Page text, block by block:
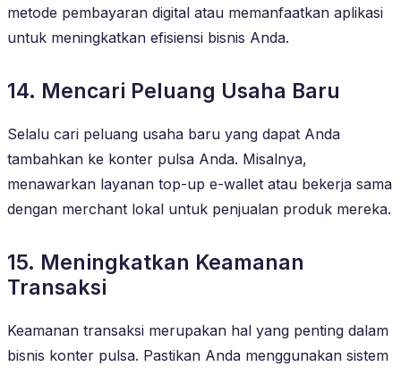
metode pembayaran digital atau memanfaatkan aplikasi
untuk meningkatkan efisiensi bisnis Anda.
14. Mencari Peluang Usaha Baru
Selalu cari peluang usaha baru yang dapat Anda
tambahkan ke konter pulsa Anda. Misalnya,
menawarkan layanan top-up e-wallet atau bekerja sama
dengan merchant lokal untuk penjualan produk mereka.
15. Meningkatkan Keamanan
Transaksi
Keamanan transaksi merupakan hal yang penting dalam
bisnis konter pulsa. Pastikan Anda menggunakan sistem